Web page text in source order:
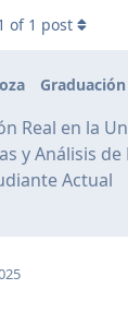
Graduación
Real en la
y Análisis
Actual
of 1 post